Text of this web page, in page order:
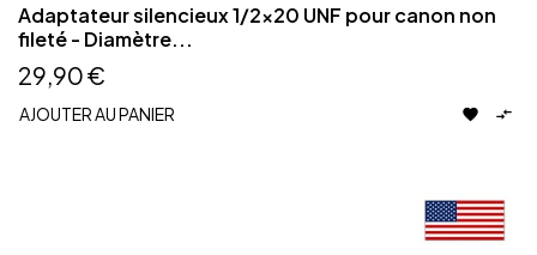
Adaptateur silencieux 1/2x20 UNF pour canon non
fileté - Diamètre...
29,90 €
AJOUTER AU PANIER  